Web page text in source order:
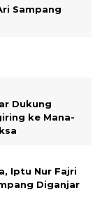
Sampang
Dukung
ke Mana-
Iptu Nur Fajri
Diganjar